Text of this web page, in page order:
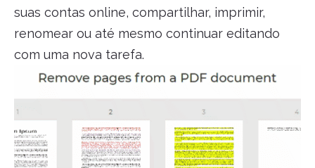
suas contas online, compartilhar, imprimir,
renomear ou até mesmo continuar editando
com uma nova tarefa.